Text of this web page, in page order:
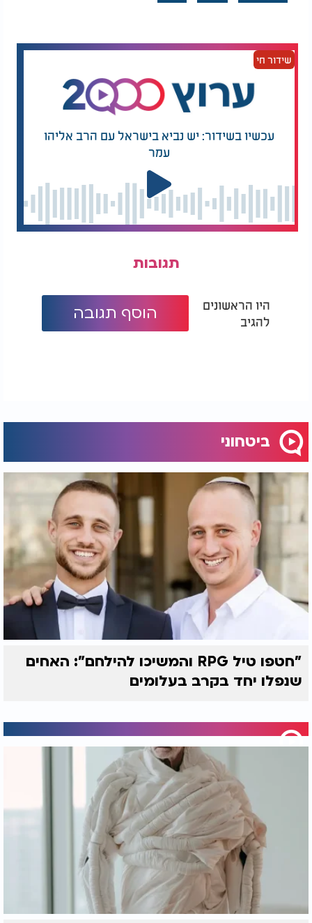
שידור חי
עכשיו בשידור: יש נביא בישראל עם הרב אליהו
עמר
תגובות
היו הראשונים
להגיב
הוסף תגובה
ביטחוני
"חטפו טיל RPG והמשיכו להילחם": האחים
שנפלו יחד בקרב בעלומים